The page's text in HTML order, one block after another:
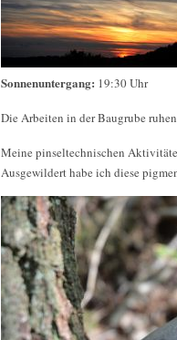
Sonnenuntergang: 19:30 Uhr
Die Arbeiten in der Baugrube
Meine pinseltechnischen
Ausgewildert habe ich diese